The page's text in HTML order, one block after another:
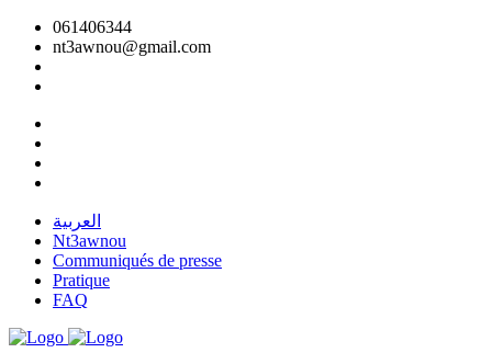
061406344
nt3awnou@gmail.com
العربية
Nt3awnou
Communiqués de presse
Pratique
FAQ